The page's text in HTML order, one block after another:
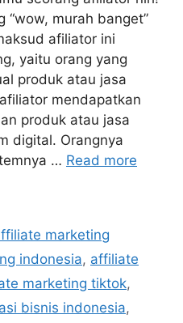
“wow, murah banget”
afiliator ini
yaitu orang yang
produk atau jasa
mendapatkan
produk atau jasa
digital. Orangnya
… Read more
marketing
indonesia, affiliate
marketing tiktok,
bisnis indonesia,